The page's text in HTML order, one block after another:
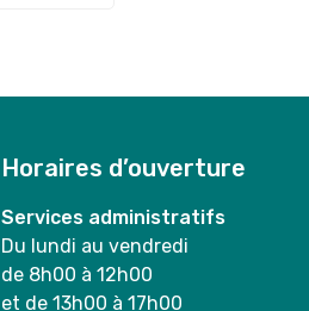
Horaires d’ouverture
Services administratifs
Du lundi au vendredi
de 8h00 à 12h00
et de 13h00 à 17h00